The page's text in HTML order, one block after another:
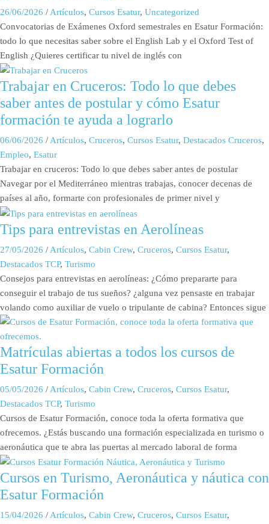
26/06/2026 / Artículos, Cursos Esatur, Uncategorized
Convocatorias de Exámenes Oxford semestrales en Esatur Formación:
todo lo que necesitas saber sobre el English Lab y el Oxford Test of
English ¿Quieres certificar tu nivel de inglés con
Trabajar en Cruceros: Todo lo que debes
saber antes de postular y cómo Esatur
formación te ayuda a lograrlo
06/06/2026 / Artículos, Cruceros, Cursos Esatur, Destacados Cruceros,
Empleo, Esatur
Trabajar en cruceros: Todo lo que debes saber antes de postular
Navegar por el Mediterráneo mientras trabajas, conocer decenas de
países al año, formarte con profesionales de primer nivel y
Tips para entrevistas en Aerolíneas
27/05/2026 / Artículos, Cabin Crew, Cruceros, Cursos Esatur,
Destacados TCP, Turismo
Consejos para entrevistas en aerolíneas: ¿Cómo prepararte para
conseguir el trabajo de tus sueños? ¿alguna vez pensaste en trabajar
volando como auxiliar de vuelo o tripulante de cabina? Entonces sigue
Matrículas abiertas a todos los cursos de
Esatur Formación
05/05/2026 / Artículos, Cabin Crew, Cruceros, Cursos Esatur,
Destacados TCP, Turismo
Cursos de Esatur Formación, conoce toda la oferta formativa que
ofrecemos. ¿Estás buscando una formación especializada en turismo o
aeronáutica que te abra las puertas al mercado laboral de forma
Cursos en Turismo, Aeronáutica y náutica con
Esatur Formación
15/04/2026 /Artículos, Cabin Crew, Cruceros, Cursos Esatur,